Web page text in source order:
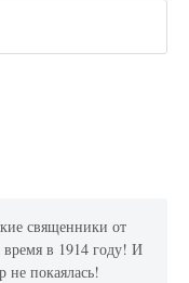
священники от
время в 1914 году! И
не покаялась!